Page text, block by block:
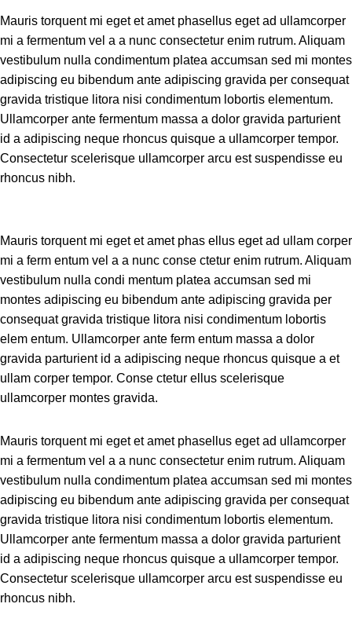
Mauris torquent mi eget et amet phasellus eget ad ullamcorper
mi a fermentum vel a a nunc consectetur enim rutrum. Aliquam
vestibulum nulla condimentum platea accumsan sed mi montes
adipiscing eu bibendum ante adipiscing gravida per consequat
gravida tristique litora nisi condimentum lobortis elementum.
Ullamcorper ante fermentum massa a dolor gravida parturient
id a adipiscing neque rhoncus quisque a ullamcorper tempor.
Consectetur scelerisque ullamcorper arcu est suspendisse eu
rhoncus nibh.
Mauris torquent mi eget et amet phas ellus eget ad ullam corper
mi a ferm entum vel a a nunc conse ctetur enim rutrum. Aliquam
vestibulum nulla condi mentum platea accumsan sed mi
montes adipiscing eu bibendum ante adipiscing gravida per
consequat gravida tristique litora nisi condimentum lobortis
elem entum. Ullamcorper ante ferm entum massa a dolor
gravida parturient id a adipiscing neque rhoncus quisque a et
ullam corper tempor. Conse ctetur ellus scelerisque
ullamcorper montes gravida.
Mauris torquent mi eget et amet phasellus eget ad ullamcorper
mi a fermentum vel a a nunc consectetur enim rutrum. Aliquam
vestibulum nulla condimentum platea accumsan sed mi montes
adipiscing eu bibendum ante adipiscing gravida per consequat
gravida tristique litora nisi condimentum lobortis elementum.
Ullamcorper ante fermentum massa a dolor gravida parturient
id a adipiscing neque rhoncus quisque a ullamcorper tempor.
Consectetur scelerisque ullamcorper arcu est suspendisse eu
rhoncus nibh.